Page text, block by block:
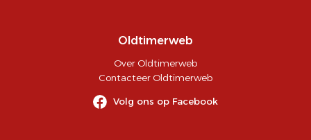
Oldtimerweb
Over Oldtimerweb
Contacteer Oldtimerweb
Volg ons op Facebook